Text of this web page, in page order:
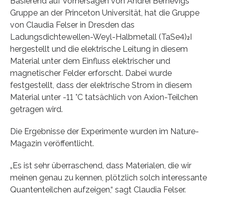
Gruppe an der Princeton Universität, hat die Gruppe
von Claudia Felser in Dresden das
Ladungsdichtewellen-Weyl-Halbmetall (TaSe4)₂I
hergestellt und die elektrische Leitung in diesem
Material unter dem Einfluss elektrischer und
magnetischer Felder erforscht. Dabei wurde
festgestellt, dass der elektrische Strom in diesem
Material unter -11 °C tatsächlich von Axion-Teilchen
getragen wird.
Die Ergebnisse der Experimente wurden im Nature-
Magazin veröffentlicht.
„Es ist sehr überraschend, dass Materialen, die wir
meinen genau zu kennen, plötzlich solch interessante
Quantenteilchen aufzeigen,“ sagt Claudia Felser.